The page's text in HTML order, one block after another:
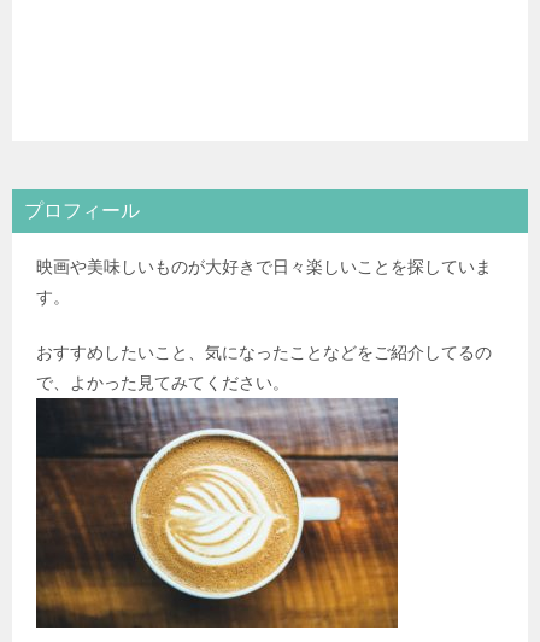
プロフィール
映画や美味しいものが大好きで日々楽しいことを探していま
す。
おすすめしたいこと、気になったことなどをご紹介してるの
で、よかった見てみてください。